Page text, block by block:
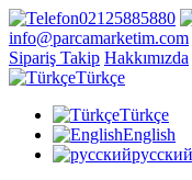
02125885880
info@parcamarketim.com
Sipariş Takip Hakkımızda
Türkçe
Türkçe
English
русский